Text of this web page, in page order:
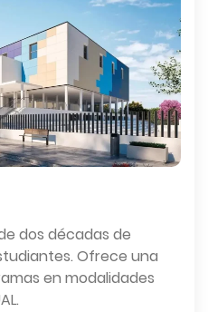
dos décadas de
Ofrece una
en modalidades